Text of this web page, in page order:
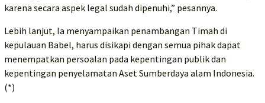
karena secara aspek legal sudah dipenuhi,” pesannya.
Lebih lanjut, Ia menyampaikan penambangan Timah di
kepulauan Babel, harus disikapi dengan semua pihak dapat
menempatkan persoalan pada kepentingan publik dan
kepentingan penyelamatan Aset Sumberdaya alam Indonesia.
(*)